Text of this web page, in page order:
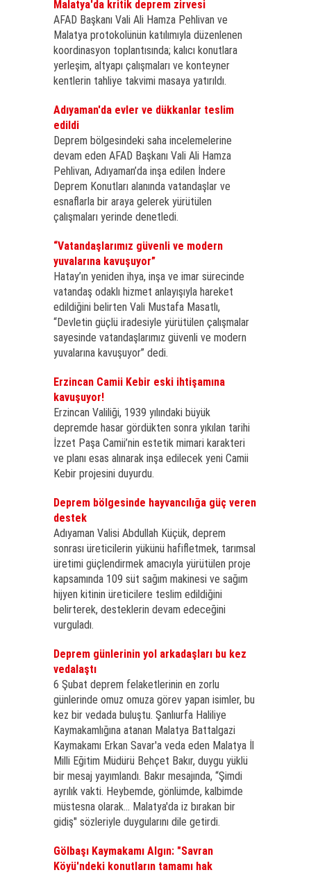
Malatya'da kritik deprem zirvesi
AFAD Başkanı Vali Ali Hamza Pehlivan ve
Malatya protokolünün katılımıyla düzenlenen
koordinasyon toplantısında; kalıcı konutlara
yerleşim, altyapı çalışmaları ve konteyner
kentlerin tahliye takvimi masaya yatırıldı.
Adıyaman'da evler ve dükkanlar teslim
edildi
Deprem bölgesindeki saha incelemelerine
devam eden AFAD Başkanı Vali Ali Hamza
Pehlivan, Adıyaman’da inşa edilen İndere
Deprem Konutları alanında vatandaşlar ve
esnaflarla bir araya gelerek yürütülen
çalışmaları yerinde denetledi.
“Vatandaşlarımız güvenli ve modern
yuvalarına kavuşuyor”
Hatay’ın yeniden ihya, inşa ve imar sürecinde
vatandaş odaklı hizmet anlayışıyla hareket
edildiğini belirten Vali Mustafa Masatlı,
“Devletin güçlü iradesiyle yürütülen çalışmalar
sayesinde vatandaşlarımız güvenli ve modern
yuvalarına kavuşuyor” dedi.
Erzincan Camii Kebir eski ihtişamına
kavuşuyor!
Erzincan Valiliği, 1939 yılındaki büyük
depremde hasar gördükten sonra yıkılan tarihi
İzzet Paşa Camii’nin estetik mimari karakteri
ve planı esas alınarak inşa edilecek yeni Camii
Kebir projesini duyurdu.
Deprem bölgesinde hayvancılığa güç veren
destek
Adıyaman Valisi Abdullah Küçük, deprem
sonrası üreticilerin yükünü hafifletmek, tarımsal
üretimi güçlendirmek amacıyla yürütülen proje
kapsamında 109 süt sağım makinesi ve sağım
hijyen kitinin üreticilere teslim edildiğini
belirterek, desteklerin devam edeceğini
vurguladı.
Deprem günlerinin yol arkadaşları bu kez
vedalaştı
6 Şubat deprem felaketlerinin en zorlu
günlerinde omuz omuza görev yapan isimler, bu
kez bir vedada buluştu. Şanlıurfa Haliliye
Kaymakamlığına atanan Malatya Battalgazi
Kaymakamı Erkan Savar'a veda eden Malatya İl
Milli Eğitim Müdürü Behçet Bakır, duygu yüklü
bir mesaj yayımlandı. Bakır mesajında, “Şimdi
ayrılık vakti. Heybemde, gönlümde, kalbimde
müstesna olarak... Malatya'da iz bırakan bir
gidiş" sözleriyle duygularını dile getirdi.
Gölbaşı Kaymakamı Algın: "Savran
Köyü'ndeki konutların tamamı hak